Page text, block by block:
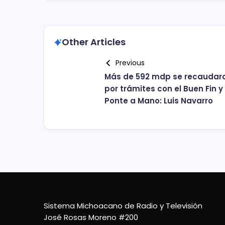
Other Articles
Previous
Más de 592 mdp se
por trámites con el Buen Fin y
Ponte a Mano: Luis Navarro
Sistema Michoacano de Radio y Televisión
José Rosas Moreno #200